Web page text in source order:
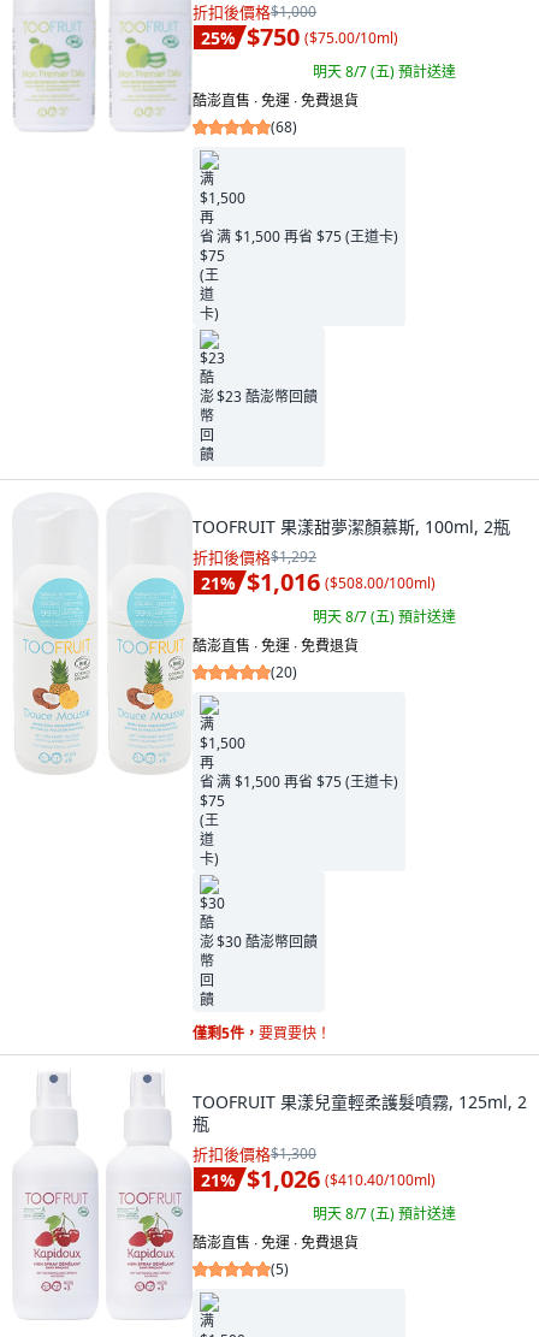
折扣後價格$1,000
25% $750 ($75.00/10ml)
明天 8/7 (五)預計送達
酷澎直售 ∙ 免運 ∙ 免費退貨
(68)
满 $1,500 再省 $75 (王道卡)
$23 酷澎幣回饋
TOOFRUIT 果漾甜夢潔顏慕斯, 100ml, 2瓶
折扣後價格$1,292
21% $1,016 ($508.00/100ml)
明天 8/7 (五)預計送達
酷澎直售 ∙ 免運 ∙ 免費退貨
(20)
满 $1,500 再省 $75 (王道卡)
$30 酷澎幣回饋
僅剩5件， 要買要快！
TOOFRUIT 果漾兒童輕柔護髮噴霧, 125ml, 2
瓶
折扣後價格$1,300
21% $1,026 ($410.40/100ml)
明天 8/7 (五)預計送達
酷澎直售 ∙ 免運 ∙ 免費退貨
(5)